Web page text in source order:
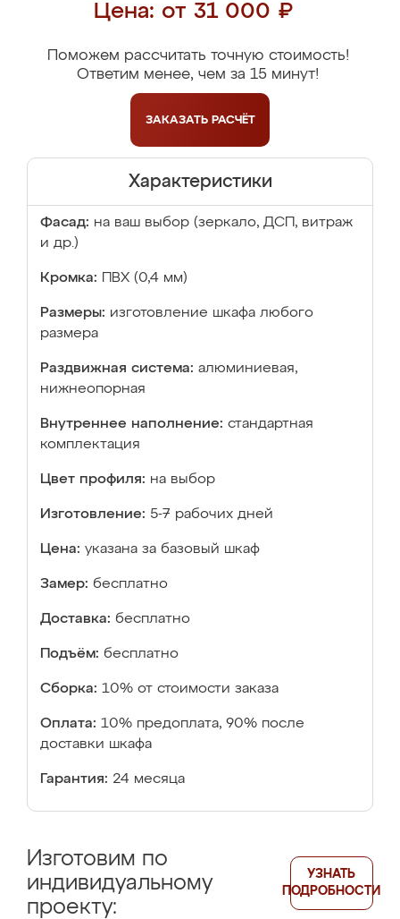
Цена: от 31 000 ₽
Поможем рассчитать точную стоимость!
Ответим менее, чем за 15 минут!
ЗАКАЗАТЬ РАСЧЁТ
Характеристики
Фасад: на ваш выбор (зеркало, ДСП, витраж
и др.)
Кромка: ПВХ (0,4 мм)
Размеры: изготовление шкафа любого
размера
Раздвижная система: алюминиевая,
нижнеопорная
Внутреннее наполнение: стандартная
комплектация
Цвет профиля: на выбор
Изготовление: 5-7 рабочих дней
Цена: указана за базовый шкаф
Замер: бесплатно
Доставка: бесплатно
Подъём: бесплатно
Сборка: 10% от стоимости заказа
Оплата: 10% предоплата, 90% после
доставки шкафа
Гарантия: 24 месяца
Изготовим по
индивидуальному
проекту:
УЗНАТЬ
ПОДРОБНОСТИ